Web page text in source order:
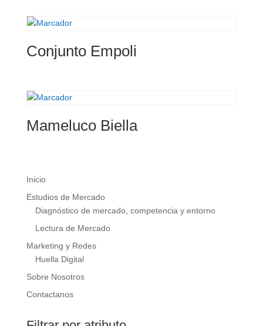
Conjunto Empoli
Mameluco Biella
Inicio
Estudios de Mercado
Diagnóstico de mercado, competencia y entorno
Lectura de Mercado
Marketing y Redes
Huella Digital
Sobre Nosotros
Contactanos